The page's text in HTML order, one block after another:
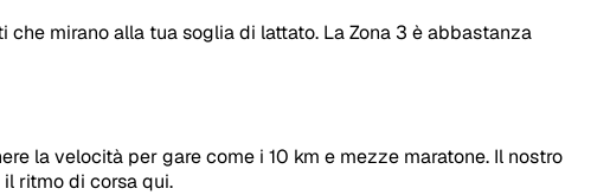
mirano alla tua soglia di lattato. La Zona 3 è abbastanza
la velocità per gare come i 10 km e mezze maratone. Il nostro
ritmo di corsa qui.